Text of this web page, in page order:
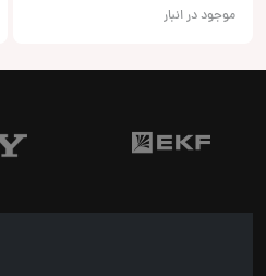
موجود در انبار